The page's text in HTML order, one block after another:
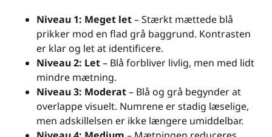
Niveau 1: Meget let– Stærkt mættede blå
prikker mod en flad grå baggrund. Kontrasten
er klar og let at identificere.
Niveau 2: Let– Blå forbliver livlig, men med lidt
mindre mætning.
Niveau 3: Moderat– Blå og grå begynder at
overlappe visuelt. Numrene er stadig læselige,
men adskillelsen er ikke længere umiddelbar.